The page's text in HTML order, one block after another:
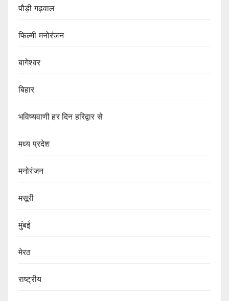
पौड़ी गढ़वाल
फिल्मी मनोरंजन
बागेश्वर
बिहार
भविष्यवाणी हर दिन हरिद्वार से
मध्य प्रदेश
मनोरंजन
मसूरी
मुंबई
मेरठ
राष्ट्रीय